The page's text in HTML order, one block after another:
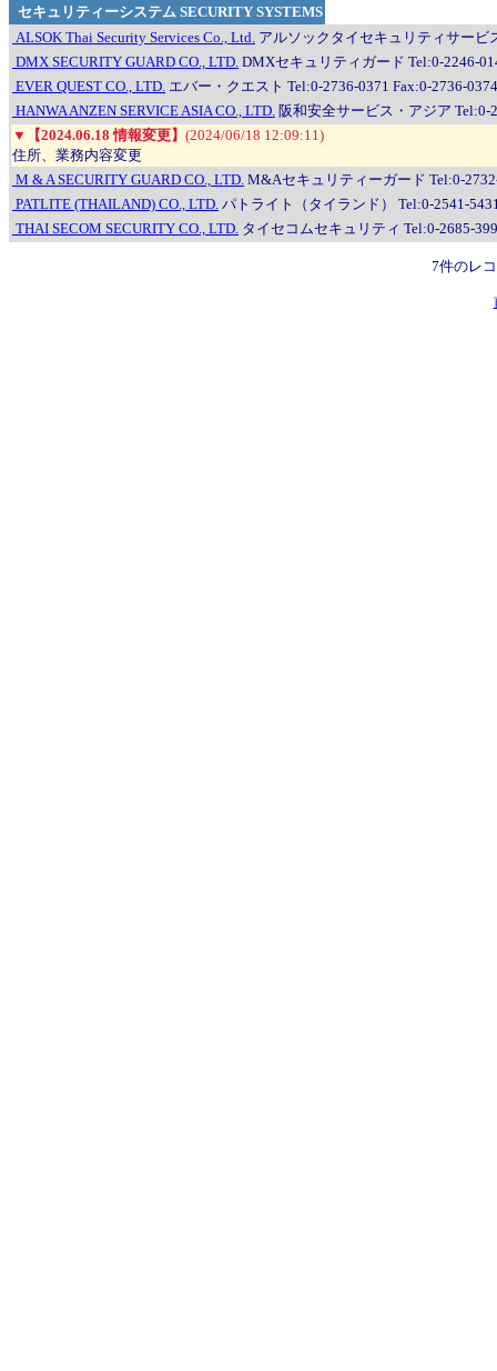
セキュリティーシステム SECURITY SYSTEMS
ALSOK Thai Security Services Co., Ltd. アルソックタイセキュリティサービ
DMX SECURITY GUARD CO., LTD. DMXセキュリティガード Tel:0-2246-
EVER QUEST CO., LTD. エバー・クエスト Tel:0-2736-0371 Fax:0-2736-0374
HANWA ANZEN SERVICE ASIA CO., LTD. 阪和安全サービス・アジア Tel:0-
▼
【2024.06.18 情報変更】 (2024/06/18 12:09:11)
住所、業務内容変更
M & A SECURITY GUARD CO., LTD. M&Aセキュリティーガード Tel:0-
PATLITE (THAILAND) CO., LTD. パトライト（タイランド） Tel:0-2541-
THAI SECOM SECURITY CO., LTD. タイセコムセキュリティ Tel:0-2685-
7件のレ